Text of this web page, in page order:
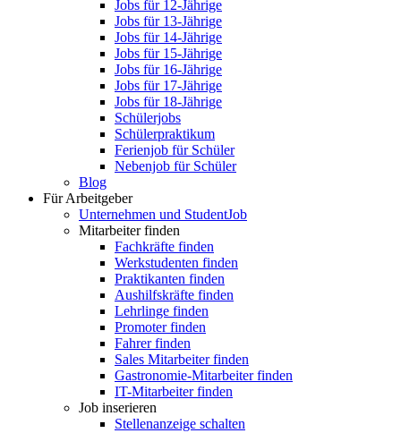
Jobs für 12-Jährige
Jobs für 13-Jährige
Jobs für 14-Jährige
Jobs für 15-Jährige
Jobs für 16-Jährige
Jobs für 17-Jährige
Jobs für 18-Jährige
Schülerjobs
Schülerpraktikum
Ferienjob für Schüler
Nebenjob für Schüler
Blog
Für Arbeitgeber
Unternehmen und StudentJob
Mitarbeiter finden
Fachkräfte finden
Werkstudenten finden
Praktikanten finden
Aushilfskräfte finden
Lehrlinge finden
Promoter finden
Fahrer finden
Sales Mitarbeiter finden
Gastronomie-Mitarbeiter finden
IT-Mitarbeiter finden
Job inserieren
Stellenanzeige schalten